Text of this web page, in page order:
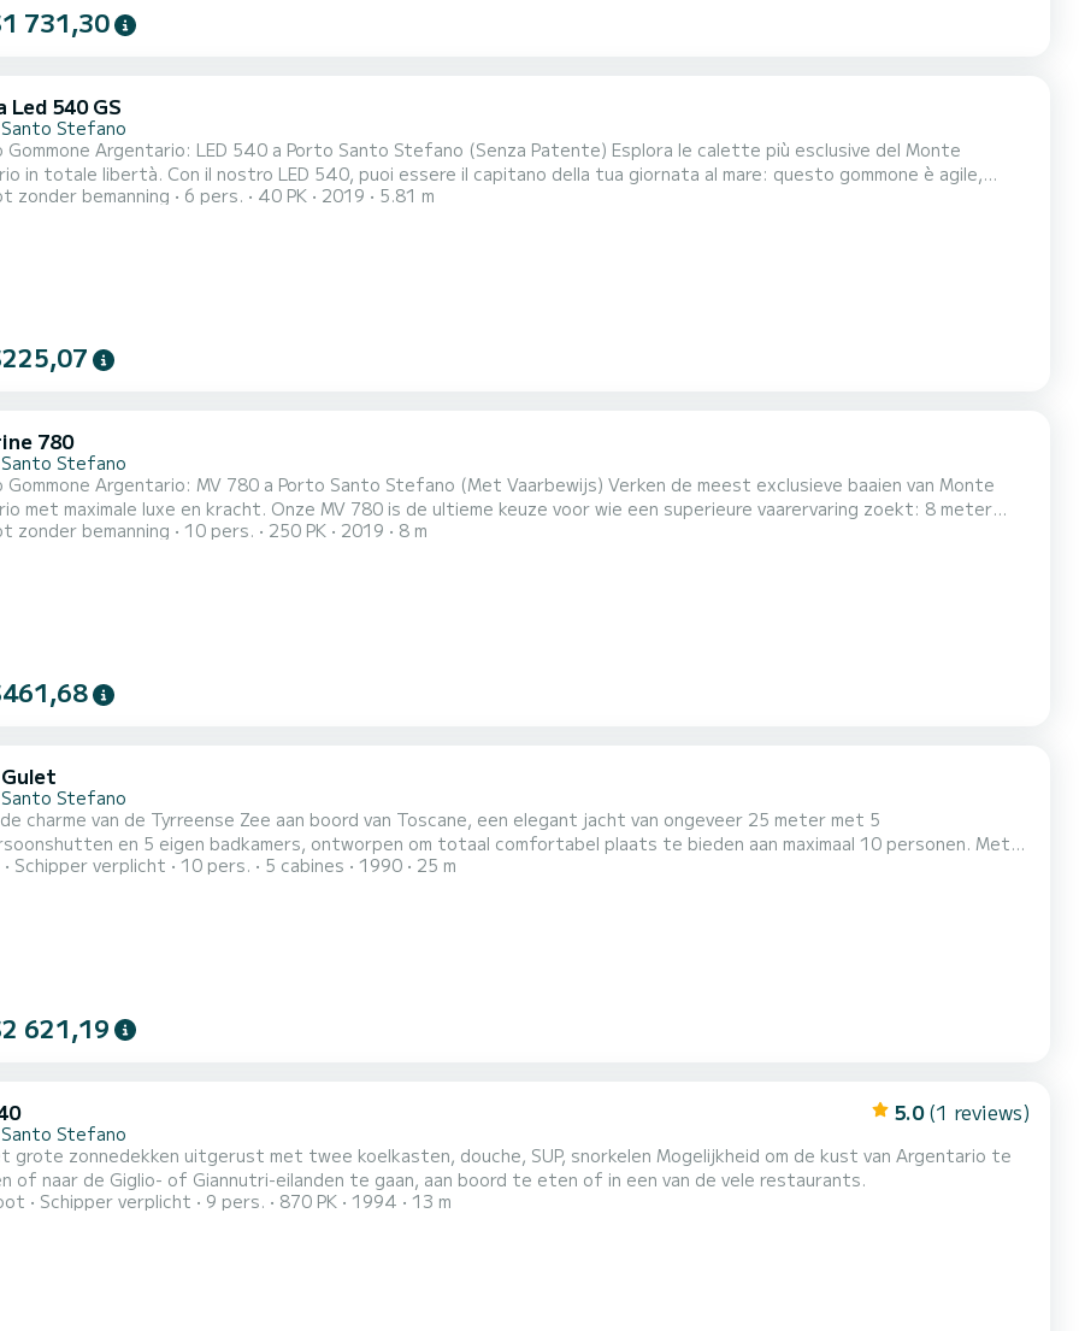
731,30
Led 540 GS
Stefano
Gommone Argentario: LED 540 a Porto Santo Stefano (Senza Patente) Esplora le calette più esclusive del Monte
in totale libertà. Con il nostro LED 540, puoi essere il capitano della tua giornata al mare: questo gommone è agile,
nautica. Perché scegliere il LED 540 per la tua giornata all'Argentario? Il LED 540 (lunghezza 5.80
zonder bemanning 6 pers. 40 PK 2019 5.81 m
780
Stefano
Gommone Argentario: MV 780 a Porto Santo Stefano (Met Vaarbewijs) Verken de meest exclusieve baaien van Monte
met maximale luxe en kracht. Onze MV 780 is de ultieme keuze voor wie een superieure vaarervaring zoekt: 8 meter
stabiliteit en snelheid om de zee van Toscane te ervaren zonder enig compromis. Waarom kiezen voor de MV 780
zonder bemanning 10 pers. 250 PK 2019 8 m
Stefano
charme van de Tyrreense Zee aan boord van Toscane, een elegant jacht van ongeveer 25 meter met 5
en 5 eigen badkamers, ontworpen om totaal comfortabel plaats te bieden aan maximaal 10 personen. Met
bemanning aan boord biedt het exclusieve en gepersonaliseerde cruises langs de wonderen van de Toscaanse
Schipper verplicht 10 pers. 5 cabines 1990 25 m
621,19
5.0 (1 reviews)
Stefano
grote zonnedekken uitgerust met twee koelkasten, douche, SUP, snorkelen Mogelijkheid om de kust van Argentario te
of naar de Giglio- of Giannutri-eilanden te gaan, aan boord te eten of in een van de vele restaurants.
Schipper verplicht 9 pers. 870 PK 1994 13 m